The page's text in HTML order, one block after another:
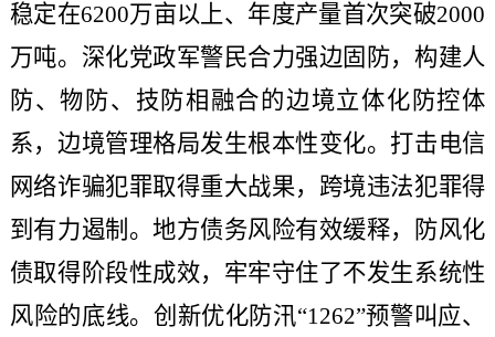
稳定在6200万亩以上、年度产量首次突破2000
万吨。深化党政军警民合力强边固防，构建人
防、物防、技防相融合的边境立体化防控体
系，边境管理格局发生根本性变化。打击电信
网络诈骗犯罪取得重大战果，跨境违法犯罪得
到有力遏制。地方债务风险有效缓释，防风化
债取得阶段性成效，牢牢守住了不发生系统性
风险的底线。创新优化防汛“1262”预警叫应、